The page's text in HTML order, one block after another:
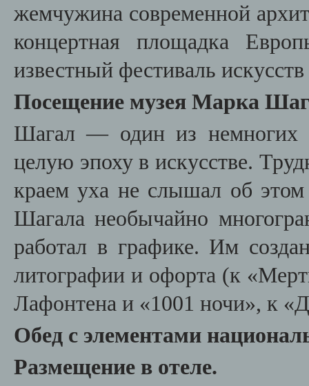
жемчужина современной
концертная площадка
известный фестиваль
Посещение музея Марка
Шагал — один из немногих
целую эпоху в искусстве.
краем уха не слышал об этом
Шагала необычайно
работал в графике. Им
литографии и офорта (к
Лафонтена и «1001 ночи», к
Обед с элементами
Размещение в отеле.